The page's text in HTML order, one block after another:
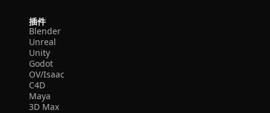
插件
Blender
Unreal
Unity
Godot
OV/Isaac
C4D
Maya
3D Max